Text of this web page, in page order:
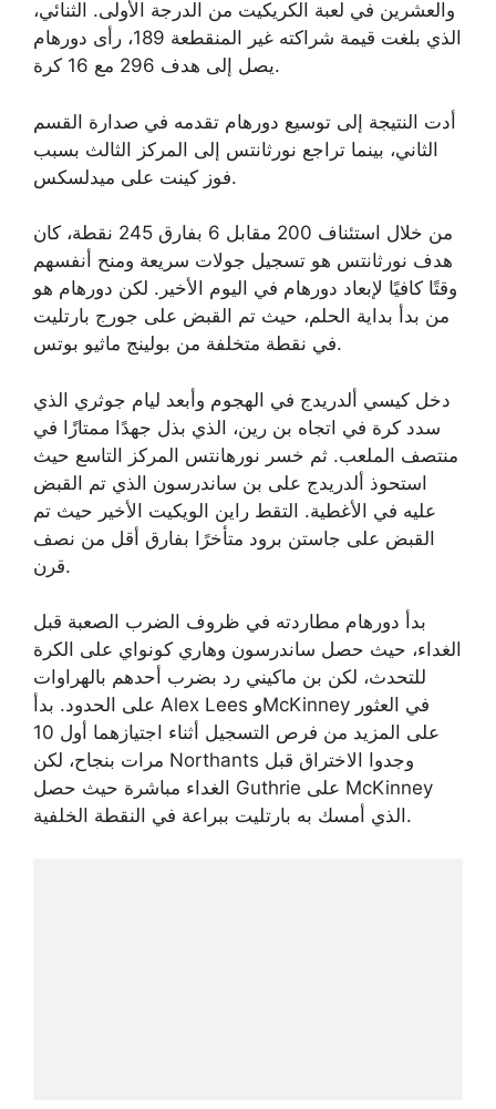
والعشرين في لعبة الكريكيت من الدرجة الأولى. الثنائي،
الذي بلغت قيمة شراكته غير المنقطعة 189، رأى دورهام
يصل إلى هدف 296 مع 16 كرة.
أدت النتيجة إلى توسيع دورهام تقدمه في صدارة القسم
الثاني، بينما تراجع نورثانتس إلى المركز الثالث بسبب
فوز كينت على ميدلسكس.
من خلال استئناف 200 مقابل 6 بفارق 245 نقطة، كان
هدف نورثانتس هو تسجيل جولات سريعة ومنح أنفسهم
وقتًا كافيًا لإبعاد دورهام في اليوم الأخير. لكن دورهام هو
من بدأ بداية الحلم، حيث تم القبض على جورج بارتليت
في نقطة متخلفة من بولينج ماثيو بوتس.
دخل كيسي ألدريدج في الهجوم وأبعد ليام جوثري الذي
سدد كرة في اتجاه بن رين، الذي بذل جهدًا ممتازًا في
منتصف الملعب. ثم خسر نورهانتس المركز التاسع حيث
استحوذ ألدريدج على بن ساندرسون الذي تم القبض
عليه في الأغطية. التقط راين الويكيت الأخير حيث تم
القبض على جاستن برود متأخرًا بفارق أقل من نصف
قرن.
بدأ دورهام مطاردته في ظروف الضرب الصعبة قبل
الغداء، حيث حصل ساندرسون وهاري كونواي على الكرة
للتحدث، لكن بن ماكيني رد بضرب أحدهم بالهراوات
على الحدود. بدأ Alex Lees وMcKinney في العثور
على المزيد من فرص التسجيل أثناء اجتيازهما أول 10
مرات بنجاح، لكن Northants وجدوا الاختراق قبل
الغداء مباشرة حيث حصل Guthrie على McKinney
الذي أمسك به بارتليت ببراعة في النقطة الخلفية.